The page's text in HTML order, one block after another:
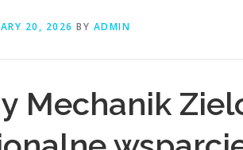
20, 2026 BY ADMIN
Mechanik